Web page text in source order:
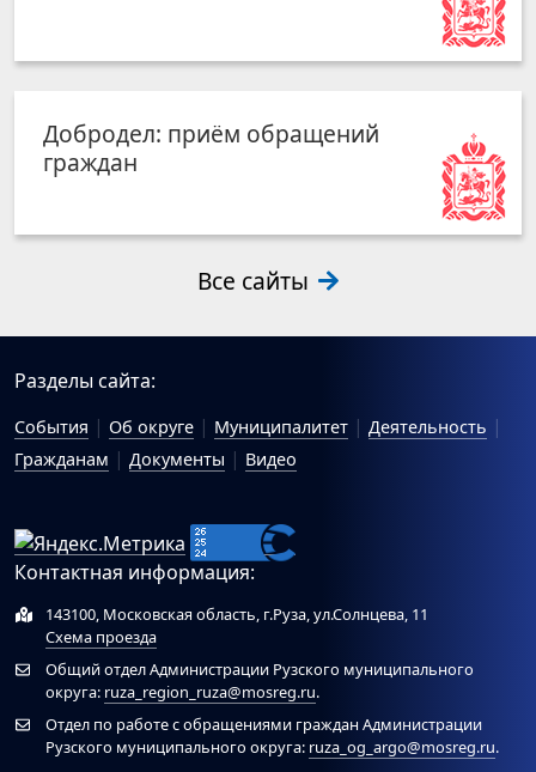
Добродел: приём обращений
граждан
Все сайты
Разделы сайта:
События Об округе Муниципалитет
Деятельность
Гражданам
Документы Видео
Контактная информация:
143100, Московская область, г.Руза, ул.Солнцева, 11
Схема проезда
Общий отдел Администрации Рузского муниципального
округа: ruza_region_ruza@mosreg.ru.
Отдел по работе с обращениями граждан Администрации
Рузского муниципального округа: ruza_og_argo@mosreg.ru.